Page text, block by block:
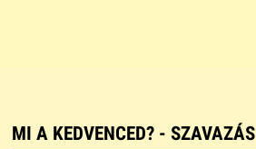
MI A KEDVENCED? - SZAVAZÁS